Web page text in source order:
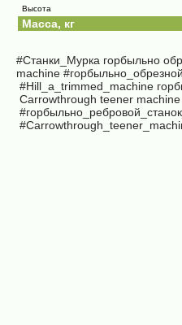
Высота
Масса, кг
#Станки_Мурка горбыльно
machine
#Hill_a_trimmed_machine
Carrowthrough teener